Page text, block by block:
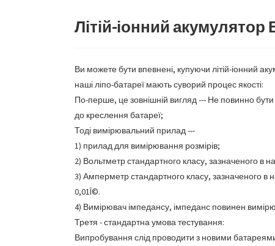
Літій-іонний
Ви можете бути впевнені, купуючи літій-іонний
наші ліпо-батареї мають суворий процес якості:
По-перше, це зовнішній вигляд --- Не повинно бути
до креслення батареї;
Тоді вимірювальний прилад ---
1) прилад для вимірювання розмірів;
2) Вольтметр стандартного класу, зазначеного в
3) Амперметр стандартного класу, зазначеного в
0,01Î©.
4) Вимірювач імпедансу, імпеданс повинен
Третя - стандартна умова тестування:
Випробування слід проводити з новими